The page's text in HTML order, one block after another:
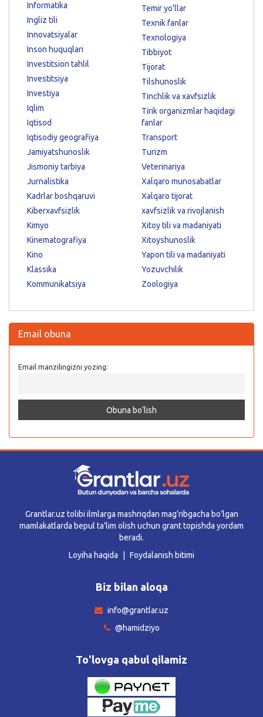
Informatika
Ingliz tili
Innovatsiyalar
Inson huquqlari
Investitsion tahlil
Investitsiya
Investiya
Iqlim
Iqtisod
Iqtisodiy geografiya
Jamiyatshunoslik
Jismoniy tarbiya
Jurnalistika
Kadrlar boshqaruvi
Kiberxavfsizlik
Kimyo
Kinematografiya
Kino
Klassika
Kommunikatsiya
Temir yo'llar
Texnik fanlar
Texnologiya
Tibbiyot
Tijorat
Tilshunoslik
Tinchlik va xavfsizlik
Tirik organizmlar haqidagi
fanlar
Transport
Turizm
Veterinariya
Xalqaro munosabatlar
Xalqaro tijorat
xavfsizlik va rivojlanish
Xitoy tili va madaniyati
Xitoyshunoslik
Yapon tili va madaniyati
Yozuvchilik
Zoologiya
Email obuna
Email manzilingizni yozing:
Grantlar.uz tolibi ilmlarga mashriqdan mag’ribgacha bo’lgan
mamlakatlarda bepul ta’lim olish uchun grant topishda yordam
beradi.
Loyiha haqida
Foydalanish bitimi
Biz bilan aloqa
info@grantlar.uz
@hamidziyo
To'lovga qabul qilamiz